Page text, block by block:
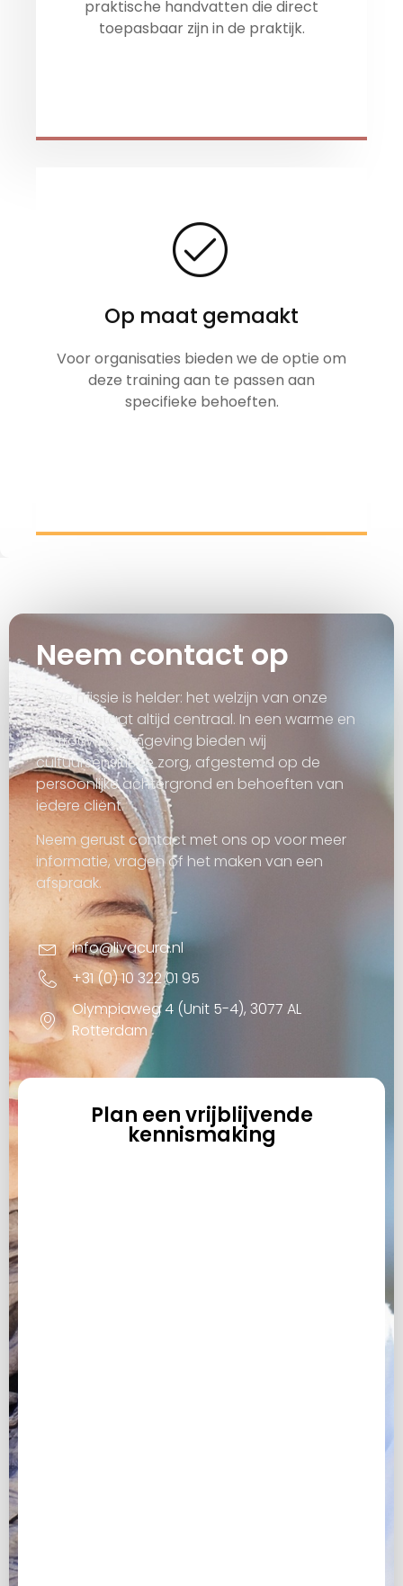
praktische handvatten die direct
toepasbaar zijn in de praktijk.
Op maat gemaakt
Voor organisaties bieden we de optie om
deze training aan te passen aan
specifieke behoeften.
Neem contact op
Onze missie is helder: het welzijn van onze
cliënten staat altijd centraal. In een warme en
vertrouwde omgeving bieden wij
cultuursensitieve zorg, afgestemd op de
persoonlijke achtergrond en behoeften van
iedere cliënt.
Neem gerust contact met ons op voor meer
informatie, vragen of het maken van een
afspraak.
info@livacura.nl
+31 (0) 10 322 01 95
Olympiaweg 4 (Unit 5-4), 3077 AL
Rotterdam
Plan een vrijblijvende
kennismaking